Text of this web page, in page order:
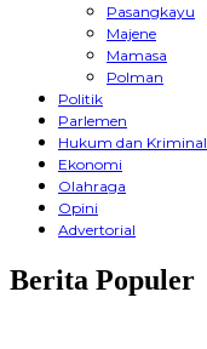
Pasangkayu
Majene
Mamasa
Polman
Politik
Parlemen
Hukum dan Kriminal
Ekonomi
Olahraga
Opini
Advertorial
Berita Populer